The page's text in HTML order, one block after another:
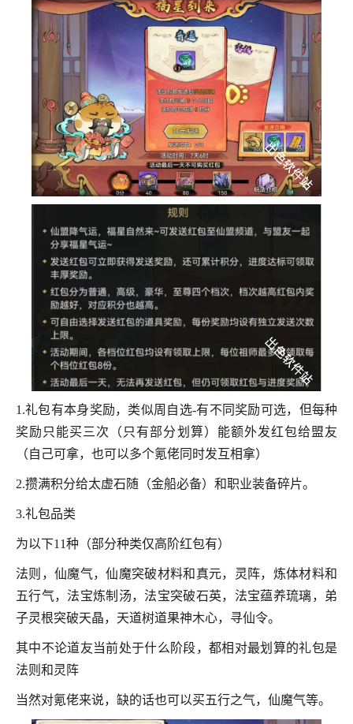
1.礼包有本身奖励，类似周自选-有不同奖励可选，但每种
奖励只能买三次（只有部分划算）能额外发红包给盟友
（自己可拿，也可以多个氪佬同时发互相拿）
2.攒满积分给太虚石随（金船必备）和职业装备碎片。
3.礼包品类
为以下11种（部分种类仅高阶红包有）
法则，仙魔气，仙魔突破材料和真元，灵阵，炼体材料和
五行气，法宝炼制汤，法宝突破石英，法宝蕴养琉璃，弟
子灵根突破天晶，天道树道果神木心，寻仙令。
其中不论道友当前处于什么阶段，都相对最划算的礼包是
法则和灵阵
当然对氪佬来说，缺的话也可以买五行之气，仙魔气等。